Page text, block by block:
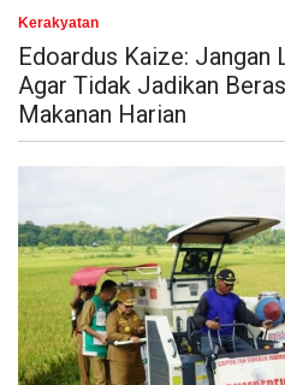
Kerakyatan
Edoardus Kaize: Jangan
Agar Tidak Jadikan
Makanan Harian